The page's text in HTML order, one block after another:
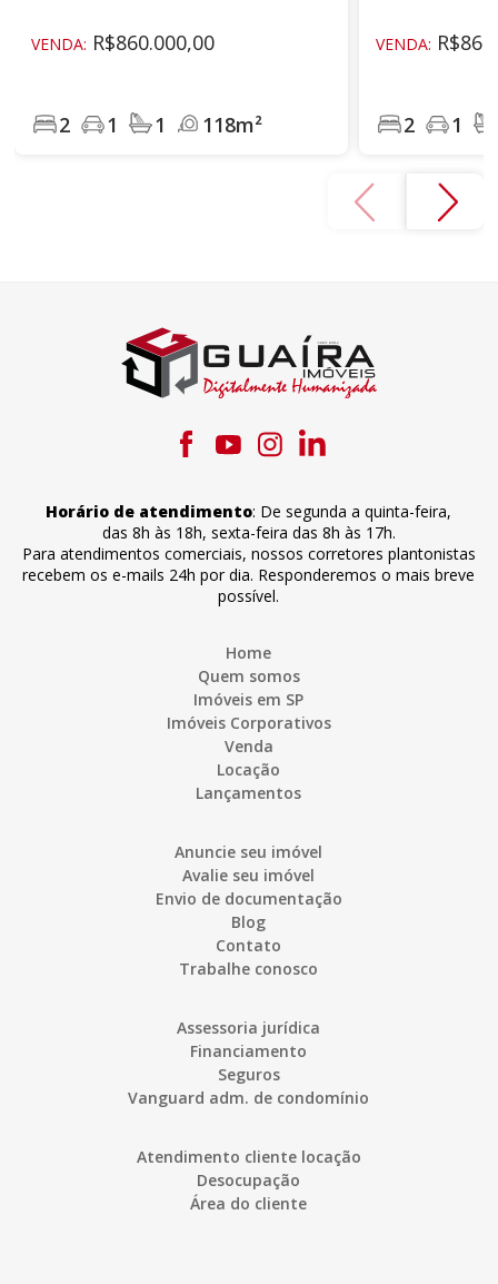
VENDA: R$860.000,00
2 1 1 118m²
VENDA:
2 1
Horário de atendimento: De segunda a quinta-feira,
das 8h às 18h, sexta-feira das 8h às 17h.
Para atendimentos comerciais, nossos corretores plantonistas
recebem os e-mails 24h por dia. Responderemos o mais breve
possível.
Home
Quem somos
Imóveis em SP
Imóveis Corporativos
Venda
Locação
Lançamentos
Anuncie seu imóvel
Avalie seu imóvel
Envio de documentação
Blog
Contato
Trabalhe conosco
Assessoria jurídica
Financiamento
Seguros
Vanguard adm. de condomínio
Atendimento cliente locação
Desocupação
Área do cliente